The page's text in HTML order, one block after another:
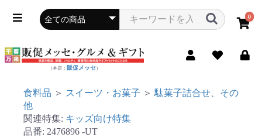
0
（本店： 販促メッセ）
食料品 ＞ スイーツ・お菓子 ＞ 駄菓子詰合せ、その
他
関連特集: キッズ向け特集
品番: 2476896 -UT